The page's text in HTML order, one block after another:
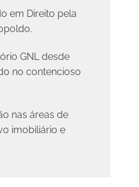
em Direito pela
GNL desde
no contencioso
nas áreas de
imobiliário e